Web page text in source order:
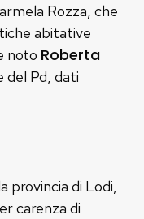
Rozza, che
abitative
noto Roberta
del Pd, dati
provincia di Lodi,
carenza di